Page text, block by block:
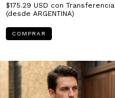
$175.29 USD con Transferencia
(desde ARGENTINA)
COMPRAR